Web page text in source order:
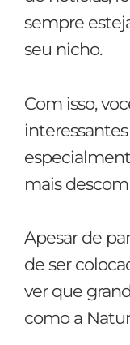
sempre
seu nicho.
Com isso,
mais
Apesar de
de ser
ver que
como a